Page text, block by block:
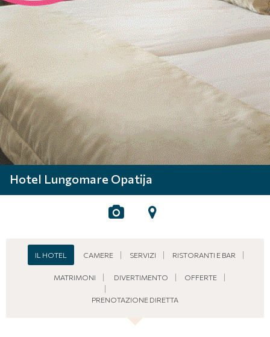
Hotel Lungomare Opatija
IL HOTEL CAMERE SERVIZI RISTORANTI E BAR
MATRIMONI DIVERTIMENTO OFFERTE
PRENOTAZIONE DIRETTA